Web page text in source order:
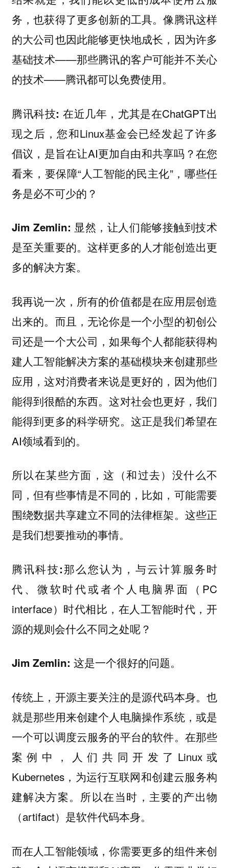
务，也获得了更多创新的工具。像腾讯这样
的大公司也因此能够更快地成长，因为许多
基础技术——那些腾讯的客户可能并不关心
的技术——腾讯都可以免费使用。
腾讯科技: 在近几年，尤其是在ChatGPT出
现之后，您和Linux基金会已经发起了许多
倡议，是旨在让AI更加自由和共享吗？在您
看来，要保障“人工智能的民主化”，哪些任
务是必不可少的？
Jim Zemlin: 显然，让人们能够接触到技术
是至关重要的。这样更多的人才能创造出更
多的解决方案。
我再说一次，所有的价值都是在应用层创造
出来的。而且，无论你是一个小型的初创公
司还是一个大公司，如果每个人都能获得构
建人工智能解决方案的基础模块来创建那些
应用，这对消费者来说是更好的，因为他们
能得到很酷的东西。这对社会也更好，我们
能得到更多的科学研究。这正是我们希望在
AI领域看到的。
所以在某些方面，这（和过去）没什么不
同，但有些事情是不同的，比如，可能需要
围绕数据共享建立不同的法律框架。这些正
是我们想要推动的事情。
腾讯科技:那么您认为，与云计算服务时
代、微软时代或者个人电脑界面（PC
interface）时代相比，在人工智能时代，开
源的规则会什么不同之处呢？
Jim Zemlin: 这是一个很好的问题。
传统上，开源主要关注的是源代码本身。也
就是那些用来创建个人电脑操作系统，或是
一个可以调度云服务的平台的软件。在那些
案例中，人们共同开发了Linux或
Kubernetes，为运行互联网和创建云服务构
建解决方案。所以在当时，主要的产出物
（artifact）是软件代码本身。
而在人工智能领域，你需要更多的组件来创